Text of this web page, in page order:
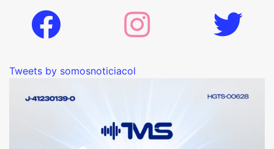
Tweets by somosnoticiacol